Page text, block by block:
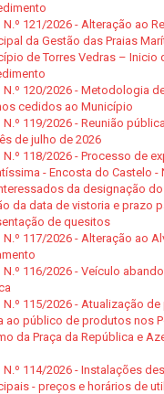
N.º 121/2026 - Alteração ao
da Gestão das Praias
de Torres Vedras – Inicio
N.º 120/2026 - Metodologia
cedidos ao Município
N.º 119/2026 - Reunião
de julho de 2026
N.º 118/2026 - Processo de
- Encosta do Castelo -
da designação
da data de vistoria e prazo
de quesitos
N.º 117/2026 - Alteração ao
N.º 116/2026 - Veículo
N.º 115/2026 - Atualização
ao público de produtos nos
da Praça da República e
N.º 114/2026 - Instalações
- preços e horários de